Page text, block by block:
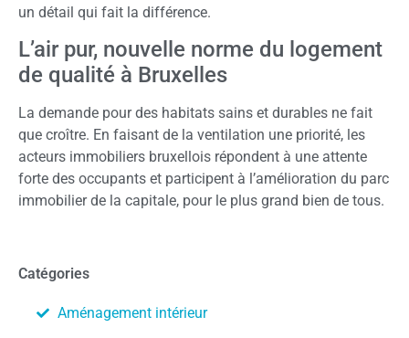
un détail qui fait la différence.
L’air pur, nouvelle norme du logement
de qualité à Bruxelles
La demande pour des habitats sains et durables ne fait
que croître. En faisant de la ventilation une priorité, les
acteurs immobiliers bruxellois répondent à une attente
forte des occupants et participent à l’amélioration du parc
immobilier de la capitale, pour le plus grand bien de tous.
Catégories
Aménagement intérieur